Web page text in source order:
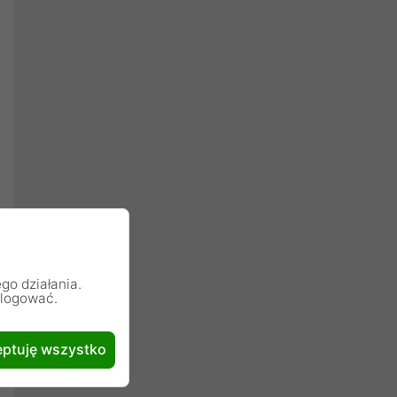
działania.
wszystko